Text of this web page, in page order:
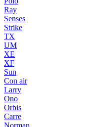
Ray
Senses
Strike
TX
UM
XE
XF
Sun
Con air
Larry
Ono
Orbis
Carre
Norman